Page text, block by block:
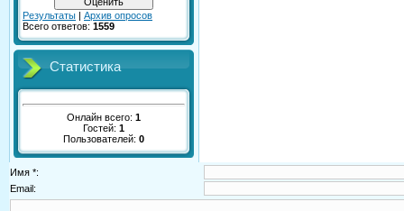
Результаты | Архив опросов
Всего ответов: 1559
Статистика
Онлайн всего: 1
Гостей: 1
Пользователей: 0
Имя *:
Email: